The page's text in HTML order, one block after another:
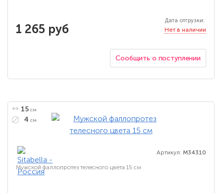
1 265 руб
Дата отгрузки:
Нет в наличии
Сообщить о поступлении
15 см
4 см
Артикул: M34310
Мужской фаллопротез телесного цвета 15 см